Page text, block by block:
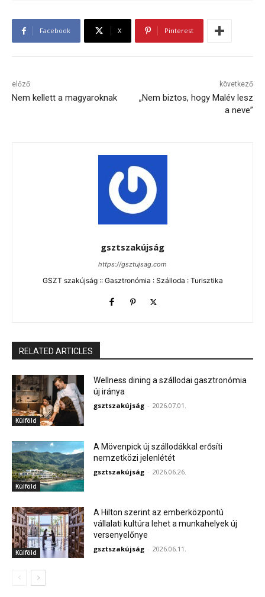
Facebook X Pinterest
előző
Nem kellett a magyaroknak
következő
„Nem biztos, hogy Malév lesz
a neve”
gsztszakújság
https://gsztujsag.com
GSZT szakújság :: Gasztronómia : Szálloda : Turisztika
RELATED ARTICLES
Külföld
Wellness dining a szállodai gasztronómia
új iránya
gsztszakújság - 2026.07.01.
Külföld
A Mövenpick új szállodákkal erősíti
nemzetközi jelenlétét
gsztszakújság - 2026.06.26.
Külföld
A Hilton szerint az emberközpontú
vállalati kultúra lehet a munkahelyek új
versenyelőnye
gsztszakújság - 2026.06.11.